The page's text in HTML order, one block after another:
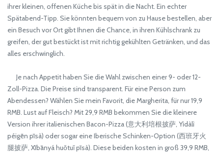
ihrer kleinen, offenen Küche bis spät in die Nacht. Ein echter
Spätabend-Tipp. Sie könnten bequem von zu Hause bestellen, aber
ein Besuch vor Ort gibt Ihnen die Chance, in ihren Kühlschrank zu
greifen, der gut bestückt ist mit richtig gekühlten Getränken, und das
alles erschwinglich.
Je nach Appetit haben Sie die Wahl zwischen einer 9- oder 12-
Zoll-Pizza. Die Preise sind transparent. Für eine Person zum
Abendessen? Wählen Sie mein Favorit, die Margherita, für nur 19,9
RMB. Lust auf Fleisch? Mit 29,9 RMB bekommen Sie die kleinere
Version ihrer italienischen Bacon-Pizza (意大利培根披萨, Yìdàlì
péigēn pīsà) oder sogar eine Iberische Schinken-Option (西班牙火
腿披萨, Xībānyá huǒtuǐ pīsà). Diese beiden kosten in groß 39,9 RMB,